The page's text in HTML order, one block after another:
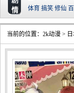
情
体育 搞笑 修仙
当前的位置： 2k动漫 >